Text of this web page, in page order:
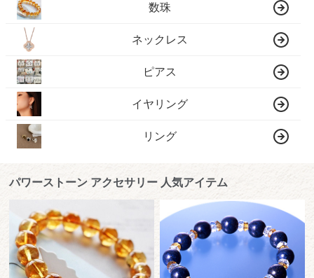
数珠
ネックレス
ピアス
イヤリング
リング
パワーストーン アクセサリー 人気アイテム